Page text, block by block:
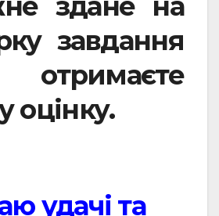
завдання
оцінку.
удачі та